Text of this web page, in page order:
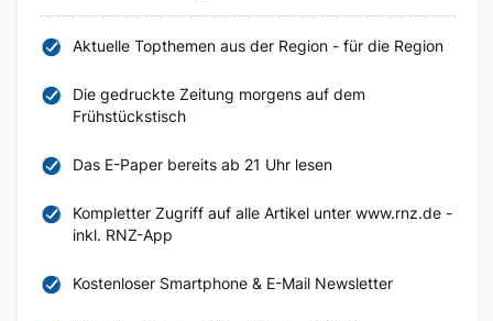
Aktuelle Topthemen aus der Region - für die Region
Die gedruckte Zeitung morgens auf dem
Frühstückstisch
Das E-Paper bereits ab 21 Uhr lesen
Kompletter Zugriff auf alle Artikel unter www.rnz.de -
inkl. RNZ-App
Kostenloser Smartphone & E-Mail Newsletter